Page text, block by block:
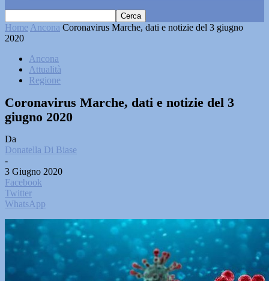
Home Ancona Coronavirus Marche, dati e notizie del 3 giugno
2020
Ancona
Attualità
Regione
Coronavirus Marche, dati e notizie del 3
giugno 2020
Da
Donatella Di Biase
-
3 Giugno 2020
Facebook
Twitter
WhatsApp